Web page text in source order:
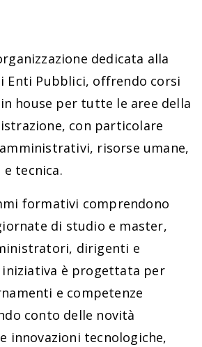
dedicata alla
Enti Pubblici, offrendo corsi
house per tutte le aree della
con particolare
risorse umane,
tecnica.
formativi comprendono
di studio e master,
dirigenti e
è progettata per
e competenze
conto delle novità
innovazioni tecnologiche,